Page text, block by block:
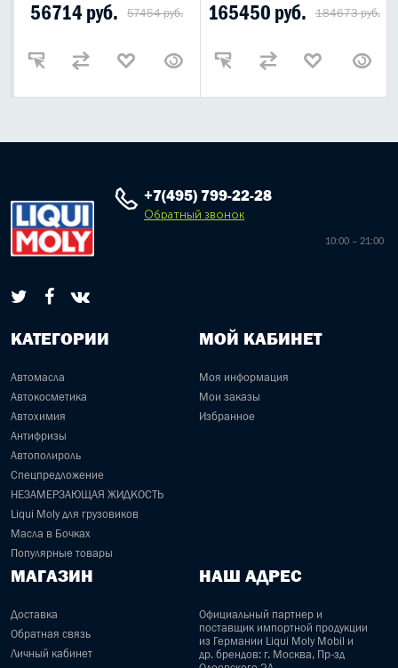
56714 руб. 57454 руб. 165450 руб. 184673 руб.
+7(495) 799-22-28
Обратный звонок
10:00 – 21:00
КАТЕГОРИИ
Автомасла
Автокосметика
Автохимия
Антифризы
Автополироль
Спецпредложение
НЕЗАМЕРЗАЮЩАЯ ЖИДКОСТЬ
Liqui Moly для грузовиков
Масла в Бочках
Популярные товары
МОЙ КАБИНЕТ
Моя информация
Мои заказы
Избранное
МАГАЗИН
Доставка
Обратная связь
Личный кабинет
НАШ АДРЕС
Официальный партнер и
поставщик импортной продукции
из Германии Liqui Moly Mobil и
др. брендов: г. Москва, Пр-зд